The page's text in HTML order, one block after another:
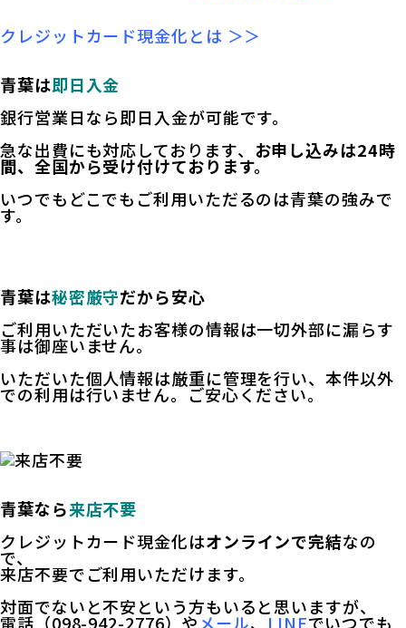
クレジットカード現金化とは ＞＞
青葉は即日入金
銀行営業日なら即日入金が可能です。
急な出費にも対応しております、 お申し込みは24時
間、全国から受け付けております。
いつでもどこでもご利用いただるのは青葉の強みで
す。
青葉は秘密厳守だから安心
ご利用いただいたお客様の情報は一切外部に漏らす
事は御座いません。
いただいた個人情報は厳重に管理を行い、本件以外
での利用は行いません。ご安心ください。
青葉なら来店不要
クレジットカード現金化はオンラインで完結なの
で、
来店不要でご利用いただけます。
対面でないと不安という方もいると思いますが、
電話（098-942-2776）や メール、 LINEでいつでも